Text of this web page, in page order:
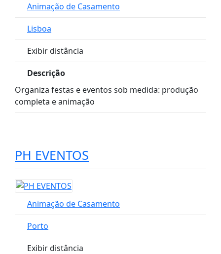
Animação de Casamento
Lisboa
Exibir distância
Descrição
Organiza festas e eventos sob medida: produção
completa e animação
PH EVENTOS
Animação de Casamento
Porto
Exibir distância